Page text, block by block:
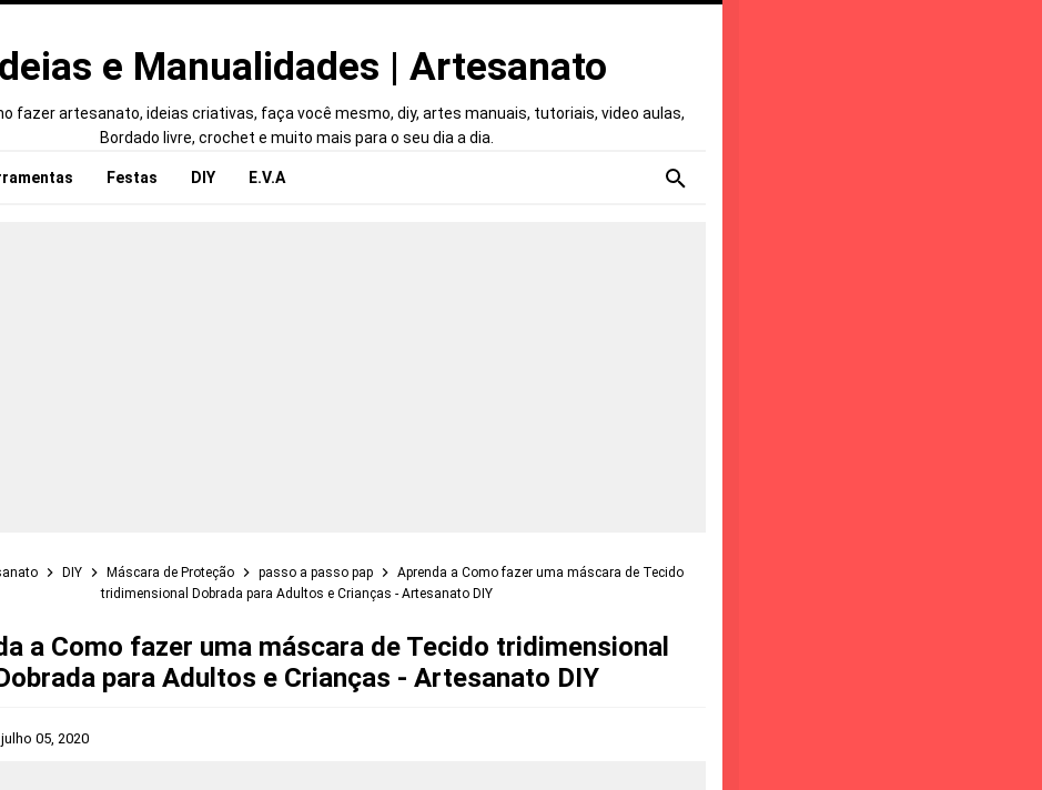
e Manualidades | Artesanato
fazer artesanato, ideias criativas, faça você mesmo, diy, artes manuais, tutoriais, video aulas,
Bordado livre, crochet e muito mais para o seu dia a dia.
Festas DIY E.V.A
DIY Máscara de Proteção passo a passo pap
Aprenda a Como fazer uma máscara de Tecido
tridimensional Dobrada para Adultos e Crianças - Artesanato DIY
a Como fazer uma máscara de Tecido tridimensional
para Adultos e Crianças - Artesanato DIY
julho 05, 2020